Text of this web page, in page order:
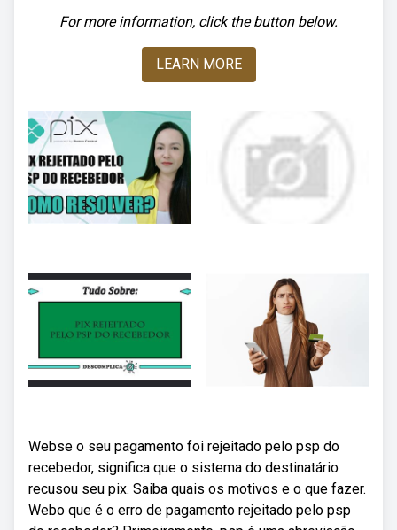
For more information, click the button below.
LEARN MORE
Webse o seu pagamento foi rejeitado pelo psp do
recebedor, significa que o sistema do destinatário
recusou seu pix. Saiba quais os motivos e o que fazer.
Webo que é o erro de pagamento rejeitado pelo psp